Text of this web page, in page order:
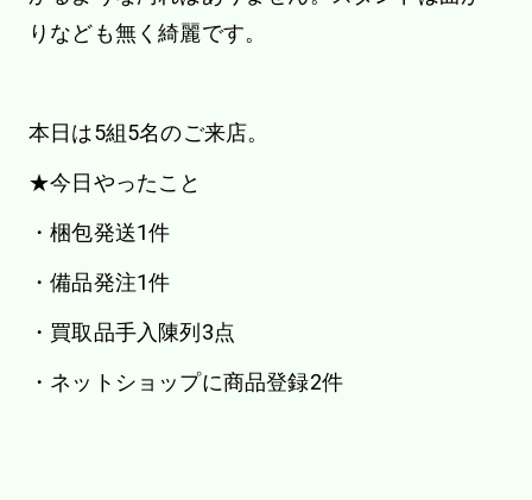
りなども無く綺麗です。
本日は5組5名のご来店。
★今日やったこと
・梱包発送1件
・備品発注1件
・買取品手入陳列3点
・ネットショップに商品登録2件